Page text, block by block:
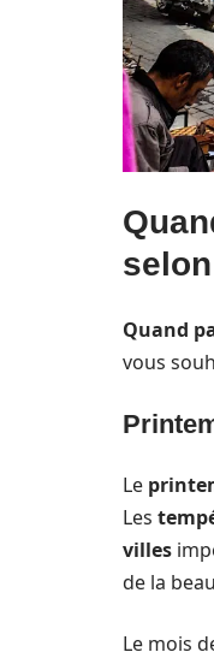
Quand
vous
Le
Les
villes
de la
Le mois